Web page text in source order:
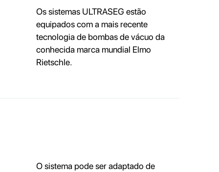
Os sistemas ULTRASEG estão
equipados com a mais recente
tecnologia de bombas de vácuo da
conhecida marca mundial Elmo
Rietschle.
O sistema pode ser adaptado de